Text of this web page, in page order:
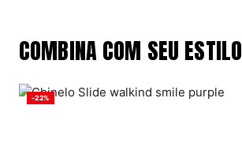
COMBINA COM SEU ESTILO
-22%